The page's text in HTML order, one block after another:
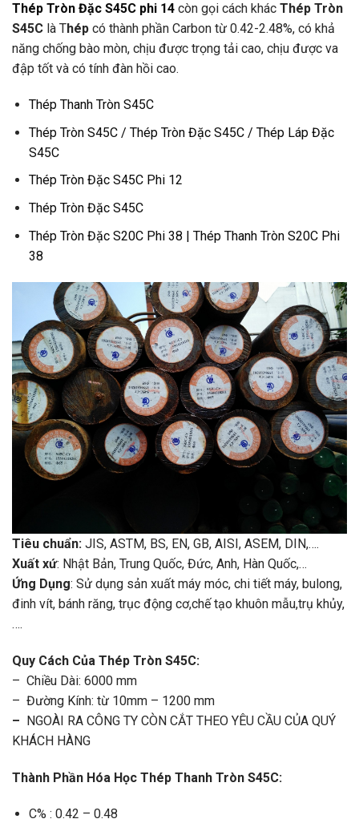
Thép Tròn Đặc S45C phi 14 còn gọi cách khác Thép Tròn
S45C là Thép có thành phần Carbon từ 0.42-2.48%, có khả
năng chống bào mòn, chịu được trọng tải cao, chịu được va
đập tốt và có tính đàn hồi cao.
Thép Thanh Tròn S45C
Thép Tròn S45C / Thép Tròn Đặc S45C / Thép Láp Đặc
S45C
Thép Tròn Đặc S45C Phi 12
Thép Tròn Đặc S45C
Thép Tròn Đặc S20C Phi 38 | Thép Thanh Tròn S20C Phi
38
Tiêu chuẩn: JIS, ASTM, BS, EN, GB, AISI, ASEM, DIN,….
Xuất xứ: Nhật Bản, Trung Quốc, Đức, Anh, Hàn Quốc,…
Ứng Dụng: Sử dụng sản xuất máy móc, chi tiết máy, bulong,
đinh vít, bánh răng, trục động cơ,chế tạo khuôn mẫu,trụ khủy,
….
Quy Cách Của Thép Tròn S45C:
– Chiều Dài: 6000 mm
– Đường Kính: từ 10mm – 1200 mm
– NGOÀI RA CÔNG TY CÒN CẮT THEO YÊU CẦU CỦA QUÝ
KHÁCH HÀNG
Thành Phần Hóa Học Thép Thanh Tròn S45C:
C% : 0.42 – 0.48